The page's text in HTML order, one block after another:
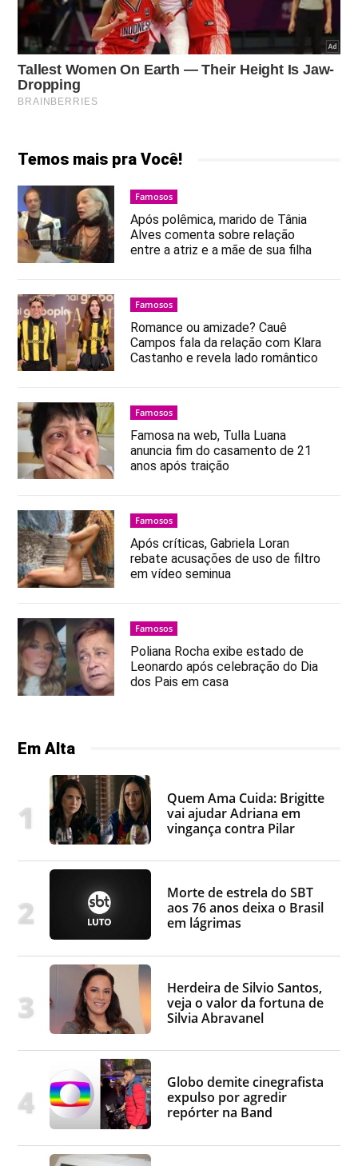
Temos mais pra Você!
Famosos
Após polêmica, marido de Tânia
Alves comenta sobre relação
entre a atriz e a mãe de sua filha
Famosos
Romance ou amizade? Cauê
Campos fala da relação com Klara
Castanho e revela lado romântico
Famosos
Famosa na web, Tulla Luana
anuncia fim do casamento de 21
anos após traição
Famosos
Após críticas, Gabriela Loran
rebate acusações de uso de filtro
em vídeo seminua
Famosos
Poliana Rocha exibe estado de
Leonardo após celebração do Dia
dos Pais em casa
Em Alta
Quem Ama Cuida: Brigitte
vai ajudar Adriana em
vingança contra Pilar
Morte de estrela do SBT
aos 76 anos deixa o Brasil
em lágrimas
Herdeira de Silvio Santos,
veja o valor da fortuna de
Silvia Abravanel
Globo demite cinegrafista
expulso por agredir
repórter na Band